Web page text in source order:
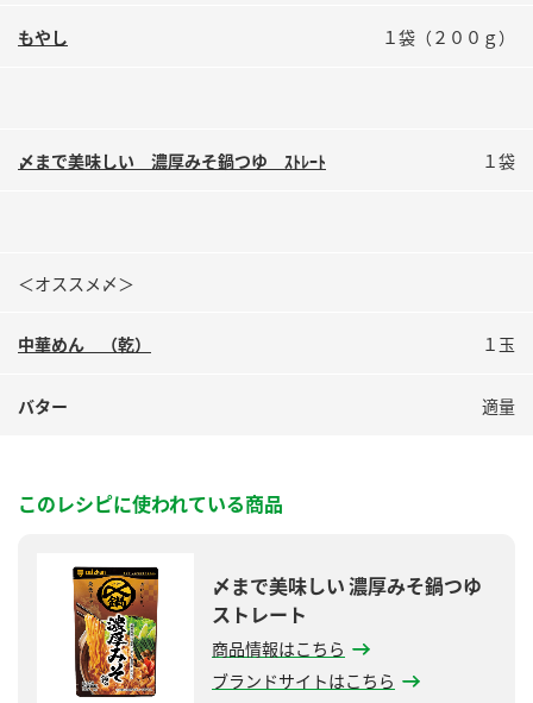
もやし １袋（２００ｇ）
〆まで美味しい 濃厚みそ鍋つゆ ｽﾄﾚｰﾄ １袋
＜オススメ〆＞
中華めん （乾） １玉
バター 適量
このレシピに使われている商品
〆まで美味しい 濃厚みそ鍋つゆ
ストレート
商品情報はこちら
ブランドサイトはこちら